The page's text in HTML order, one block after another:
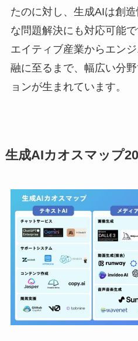
たのに対し、生成AIは創
な問題解決にも対応可能
エイティブ産業からエン
融に至るまで、幅広い分
ョンが生まれています。
生成AIカオスマップ